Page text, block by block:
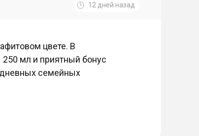
12 дней назад
цвете. В
мл и приятный бонус
семейных